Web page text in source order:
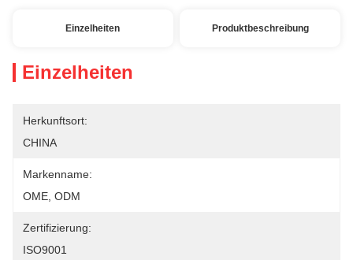
Einzelheiten Produktbeschreibung
Einzelheiten
Herkunftsort:
CHINA
Markenname:
OME, ODM
Zertifizierung:
ISO9001